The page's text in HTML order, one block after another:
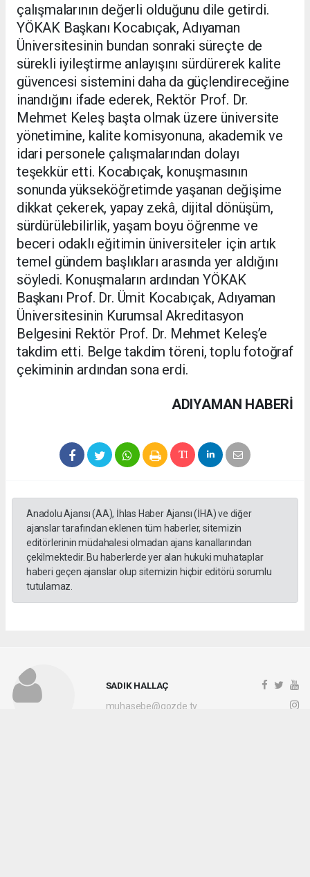
çalışmalarının değerli olduğunu dile getirdi.
YÖKAK Başkanı Kocabıçak, Adıyaman
Üniversitesinin bundan sonraki süreçte de
sürekli iyileştirme anlayışını sürdürerek kalite
güvencesi sistemini daha da güçlendireceğine
inandığını ifade ederek, Rektör Prof. Dr.
Mehmet Keleş başta olmak üzere üniversite
yönetimine, kalite komisyonuna, akademik ve
idari personele çalışmalarından dolayı
teşekkür etti. Kocabıçak, konuşmasının
sonunda yükseköğretimde yaşanan değişime
dikkat çekerek, yapay zekâ, dijital dönüşüm,
sürdürülebilirlik, yaşam boyu öğrenme ve
beceri odaklı eğitimin üniversiteler için artık
temel gündem başlıkları arasında yer aldığını
söyledi. Konuşmaların ardından YÖKAK
Başkanı Prof. Dr. Ümit Kocabıçak, Adıyaman
Üniversitesinin Kurumsal Akreditasyon
Belgesini Rektör Prof. Dr. Mehmet Keleş’e
takdim etti. Belge takdim töreni, toplu fotoğraf
çekiminin ardından sona erdi.
ADIYAMAN HABERİ
Anadolu Ajansı (AA), İhlas Haber Ajansı (İHA) ve diğer
ajanslar tarafından eklenen tüm haberler, sitemizin
editörlerinin müdahalesi olmadan ajans kanallarından
çekilmektedir. Bu haberlerde yer alan hukuki muhataplar
haberi geçen ajanslar olup sitemizin hiçbir editörü sorumlu
tutulamaz.
SADIK HALLAÇ
muhasebe@gozde.tv